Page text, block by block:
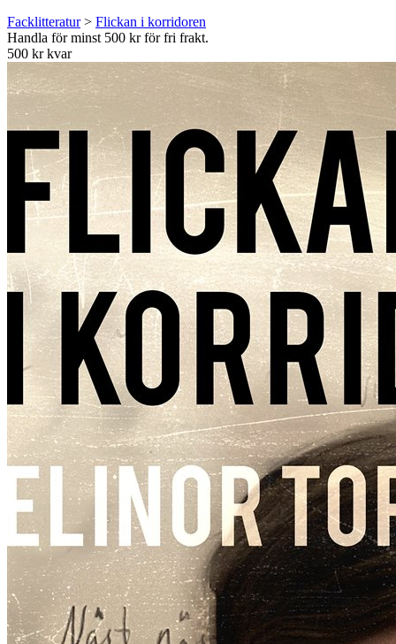
Facklitteratur> Flickan i korridoren
Handla för minst 500 kr för fri frakt.
500 kr kvar